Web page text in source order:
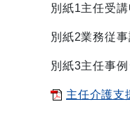
別紙1主任受
別紙2業務従
別紙3主任事
主任介護支